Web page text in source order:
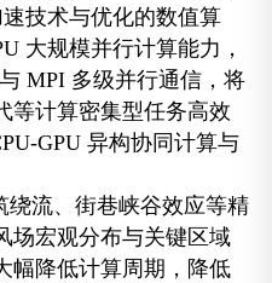
技术与优化的数值算
大规模并行计算能力，
MPI 多级并行通信，将
等计算密集型任务高效
GPU 异构协同计算与
绕流、街巷峡谷效应等精
场宏观分布与关键区域
幅降低计算周期，降低